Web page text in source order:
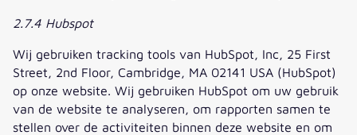
2.7.4 Hubspot
Wij gebruiken tracking tools van HubSpot, Inc, 25 First
Street, 2nd Floor, Cambridge, MA 02141 USA (HubSpot)
op onze website. Wij gebruiken HubSpot om uw gebruik
van de website te analyseren, om rapporten samen te
stellen over de activiteiten binnen deze website en om